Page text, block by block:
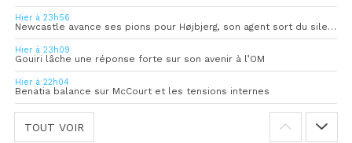
Hier à 23h56
Newcastle avance ses pions pour Højbjerg, son agent sort du silence
Hier à 23h09
Gouiri lâche une réponse forte sur son avenir à l’OM
Hier à 22h04
Benatia balance sur McCourt et les tensions internes
TOUT VOIR